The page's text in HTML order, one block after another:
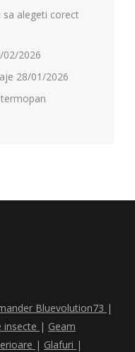
alegeti corect
02/2026
28/01/2026
Bluevolution73 |
insecte | Geam
| Glafuri |